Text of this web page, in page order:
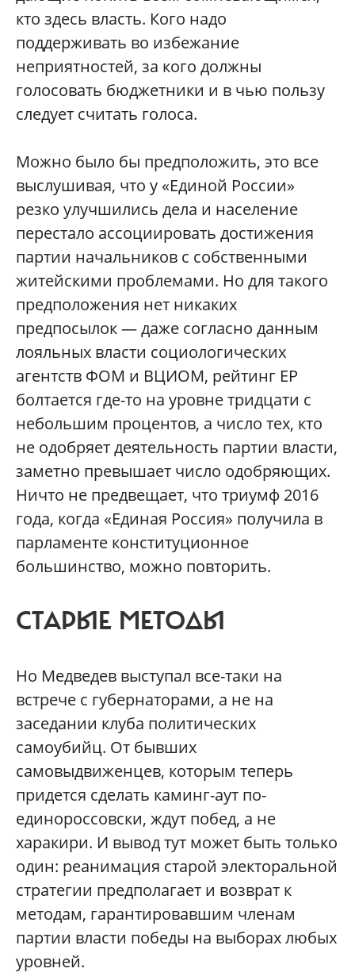
кто здесь власть. Кого надо
поддерживать во избежание
неприятностей, за кого должны
голосовать бюджетники и в чью пользу
следует считать голоса.
Можно было бы предположить, это все
выслушивая, что у «Единой России»
резко улучшились дела и население
перестало ассоциировать достижения
партии начальников с собственными
житейскими проблемами. Но для такого
предположения нет никаких
предпосылок — даже согласно данным
лояльных власти социологических
агентств ФОМ и ВЦИОМ, рейтинг ЕР
болтается где-то на уровне тридцати с
небольшим процентов, а число тех, кто
не одобряет деятельность партии власти,
заметно превышает число одобряющих.
Ничто не предвещает, что триумф 2016
года, когда «Единая Россия» получила в
парламенте конституционное
большинство, можно повторить.
СТАРЫЕ МЕТОДЫ
Но Медведев выступал все-таки на
встрече с губернаторами, а не на
заседании клуба политических
самоубийц. От бывших
самовыдвиженцев, которым теперь
придется сделать каминг-аут по-
единороссовски, ждут побед, а не
харакири. И вывод тут может быть только
один: реанимация старой электоральной
стратегии предполагает и возврат к
методам, гарантировавшим членам
партии власти победы на выборах любых
уровней.